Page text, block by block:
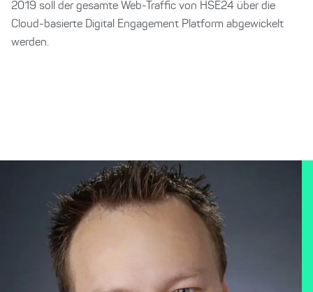
2019 soll der gesamte Web-Traffic von HSE24 über die
Cloud-basierte Digital Engagement Platform abgewickelt
werden.